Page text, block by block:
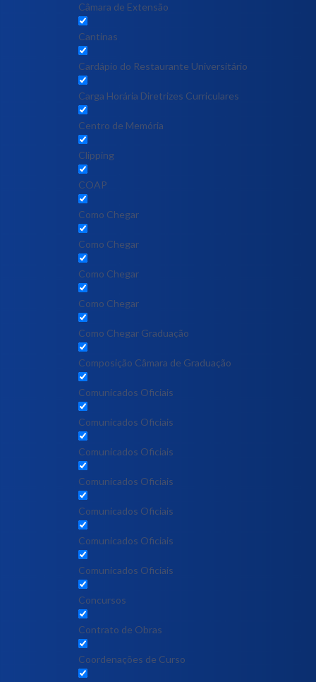
Câmara de Extensão
Cantinas
Cardápio do Restaurante Universitário
Carga Horária Diretrizes Curriculares
Centro de Memória
Clipping
COAP
Como Chegar
Como Chegar
Como Chegar
Como Chegar
Como Chegar Graduação
Composição Câmara de Graduação
Comunicados Oficiais
Comunicados Oficiais
Comunicados Oficiais
Comunicados Oficiais
Comunicados Oficiais
Comunicados Oficiais
Comunicados Oficiais
Concursos
Contrato de Obras
Coordenações de Curso